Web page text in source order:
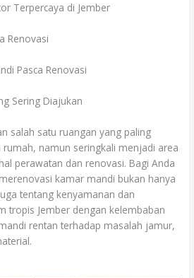
Terpercaya di Jember
Renovasi
Pasca Renovasi
Sering Diajukan
salah satu ruangan yang paling
namun seringkali menjadi area
perawatan dan renovasi. Bagi Anda
kamar mandi bukan hanya
tentang kenyamanan dan
tropis Jember dengan kelembaban
rentan terhadap masalah jamur,